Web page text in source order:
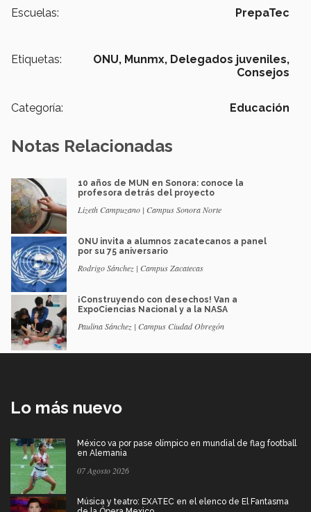
Escuelas: PrepaTec
Etiquetas: ONU, Munmx, Delegados juveniles,
Consejos
Categoría: Educación
Notas Relacionadas
10 años de MUN en Sonora: conoce la
profesora detrás del proyecto
Lizeth Campuzano | Campus Sonora Norte
ONU invita a alumnos zacatecanos a panel
por su 75 aniversario
Rodrigo Sánchez | Campus Zacatecas
¡Construyendo con desechos! Van a
ExpoCiencias Nacional y a la NASA
Paulina Sánchez | Campus Ciudad Obregón
Lo más nuevo
México va por pase olímpico en mundial de flag football
en Alemania
07 Agosto 2026
Música y teatro: EXATEC en el elenco de El Fantasma